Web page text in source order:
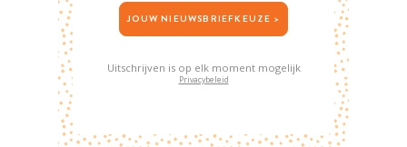
JOUW NIEUWSBRIEFKEUZE >
Uitschrijven is op elk moment mogelijk
Privacybeleid